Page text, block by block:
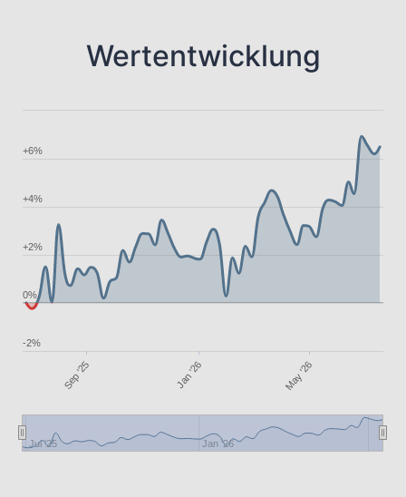
Wertentwicklung
Sep '25 Jan '26 May '26
Jul '25 Jan '26
-2%
0%
+2%
+4%
+6%